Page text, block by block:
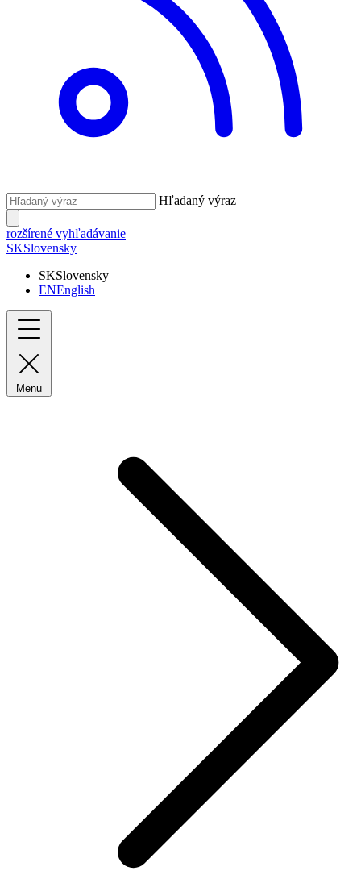
Hľadaný výraz
rozšírené vyhľadávanie
SKSlovensky
SKSlovensky
ENEnglish
Menu